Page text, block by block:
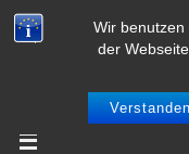
Wir
der
Verstanden